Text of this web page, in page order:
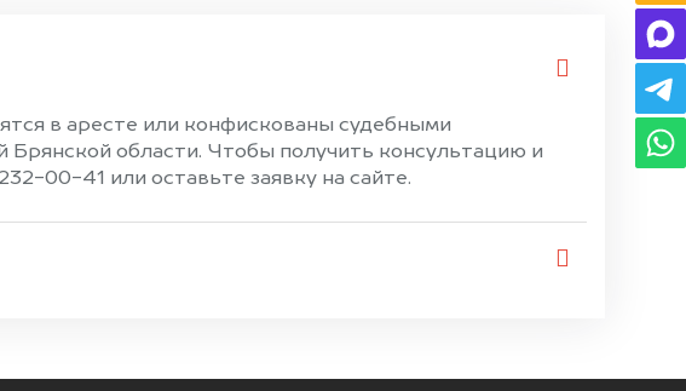
в аресте или конфискованы судебными
области. Чтобы получить консультацию и
00-41 или оставьте заявку на сайте.